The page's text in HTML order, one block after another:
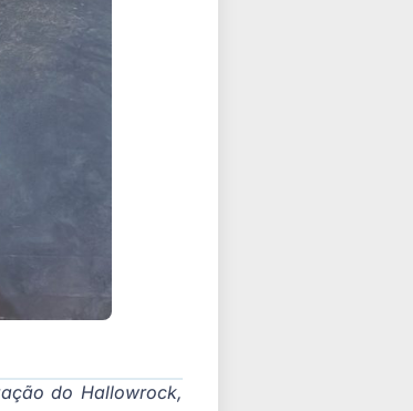
do Hallowrock,